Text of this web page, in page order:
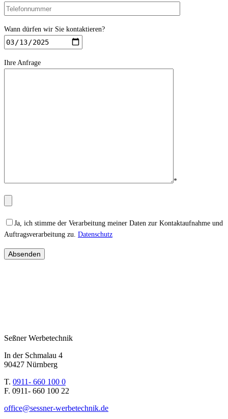
Wann dürfen wir Sie kontaktieren?
Ihre Anfrage
*
Ja, ich stimme der Verarbeitung meiner Daten zur Kontaktaufnahme und
Auftragsverarbeitung zu. Datenschutz
Seßner Werbetechnik
In der Schmalau 4
90427 Nürnberg
T. 0911- 660 100 0
F. 0911- 660 100 22
office@sessner-werbetechnik.de